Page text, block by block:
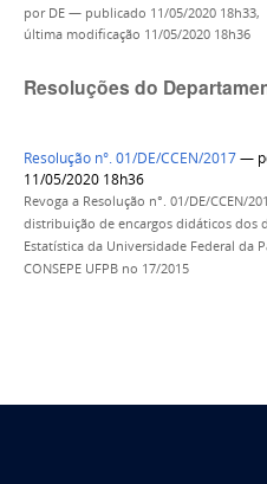
por DE — publicado 11/05/2020 18h33,
última modificação 11/05/2020 18h36
Resoluções do
Resolução n°. 01/DE/CCEN/2017—
11/05/2020 18h36
Revoga a Resolução n°. 01/DE/CCEN/
distribuição de encargos didáticos dos
Estatística da Universidade Federal da
CONSEPE UFPB no 17/2015